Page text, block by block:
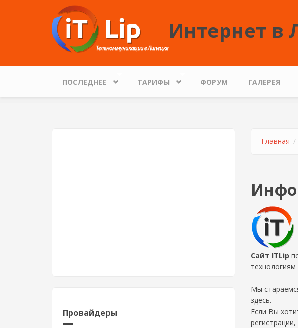
Перейти к основному содержанию
Интернет в
ПОСЛЕДНЕЕ ТАРИФЫ ФОРУМ ГАЛЕРЕЯ
Провайдеры
Главная
Сайт ITLip
технологиям
Мы
здесь.
Если Вы